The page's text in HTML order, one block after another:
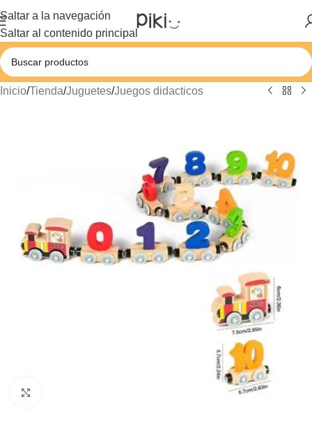
Saltar a la navegación
Saltar al contenido principal
Inicio/Tienda/Juguetes/Juegos didacticos